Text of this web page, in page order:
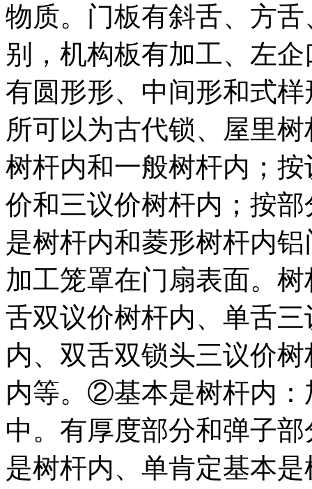
物质。门板有斜舌、方
别，机构板有加工、左
有圆形形、中间形和式
所可以为古代锁、屋里
树杆内和一般树杆内；
价和三议价树杆内；按
是树杆内和菱形树杆内
加工笼罩在门扇表面。
舌双议价树杆内、单舌
内、双舌双锁头三议价
内等。②基本是树杆内：
中。有厚度部分和弹子
是树杆内、单肯定基本